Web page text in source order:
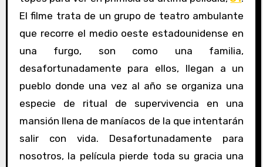
El filme trata de un grupo de teatro ambulante
que recorre el medio oeste estadounidense en
una furgo, son como una familia,
desafortunadamente para ellos, llegan a un
pueblo donde una vez al año se organiza una
especie de ritual de supervivencia en una
mansión llena de maníacos de la que intentarán
salir con vida. Desafortunadamente para
nosotros, la película pierde toda su gracia una